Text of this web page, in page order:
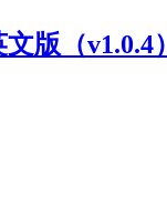
版（v1.0.4）